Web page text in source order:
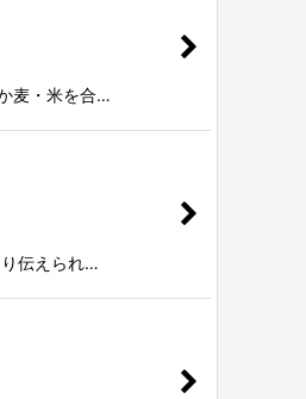
麦・米を合…
伝えられ…